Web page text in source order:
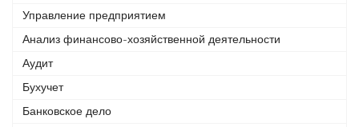
Управление предприятием
Анализ финансово-хозяйственной деятельности
Аудит
Бухучет
Банковское дело